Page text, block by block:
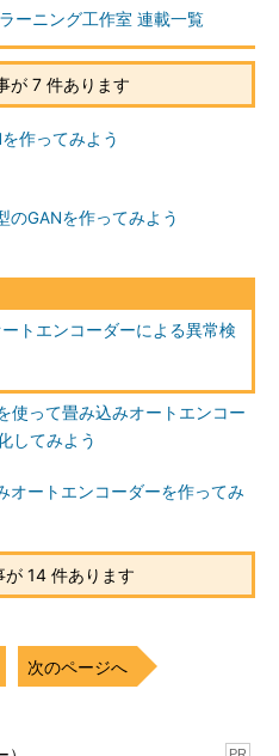
ーニング工作室 連載一覧
が 7 件あります
作ってみよう
のGANを作ってみよう
トエンコーダーによる異常検
使って畳み込みオートエンコー
してみよう
オートエンコーダーを作ってみ
14 件あります
次のページへ